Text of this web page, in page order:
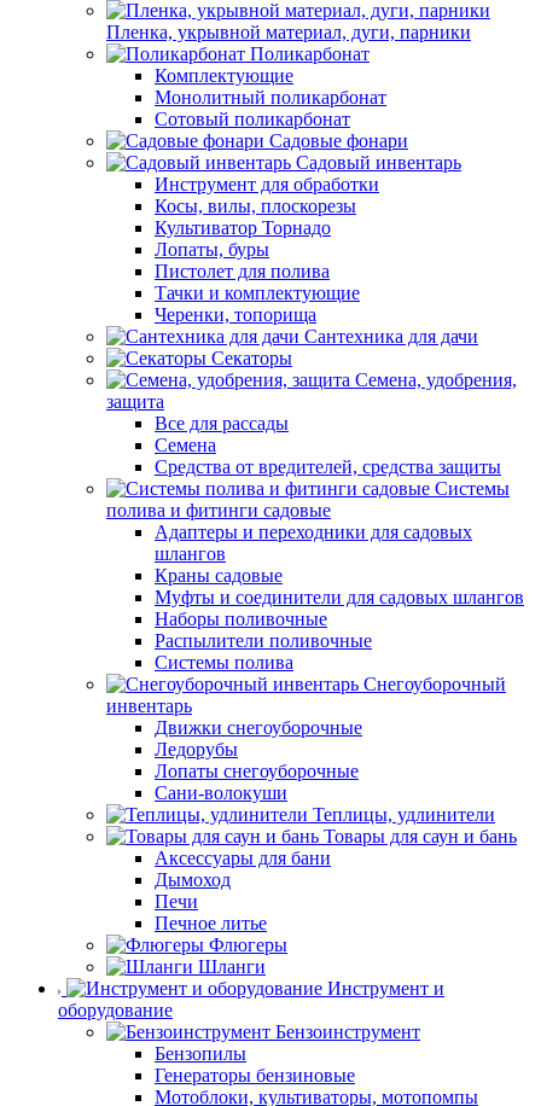
Пленка, укрывной материал, дуги, парники
Поликарбонат
Комплектующие
Монолитный поликарбонат
Сотовый поликарбонат
Садовые фонари
Садовый инвентарь
Инструмент для обработки
Косы, вилы, плоскорезы
Культиватор Торнадо
Лопаты, буры
Пистолет для полива
Тачки и комплектующие
Черенки, топорища
Сантехника для дачи
Секаторы
Семена, удобрения,
защита
Все для рассады
Семена
Средства от вредителей, средства защиты
Системы
полива и фитинги садовые
Адаптеры и переходники для садовых
шлангов
Краны садовые
Муфты и соединители для садовых шлангов
Наборы поливочные
Распылители поливочные
Системы полива
Снегоуборочный
инвентарь
Движки снегоуборочные
Ледорубы
Лопаты снегоуборочные
Сани-волокуши
Теплицы, удлинители
Товары для саун и бань
Аксессуары для бани
Дымоход
Печи
Печное литье
Флюгеры
Шланги
Инструмент и
оборудование
Бензоинструмент
Бензопилы
Генераторы бензиновые
Мотоблоки, культиваторы, мотопомпы